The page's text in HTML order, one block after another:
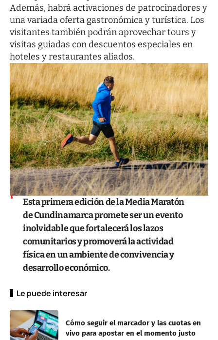
Además, habrá activaciones de patrocinadores y
una variada oferta gastronómica y turística. Los
visitantes también podrán aprovechar tours y
visitas guiadas con descuentos especiales en
hoteles y restaurantes aliados.
Esta primera edición de la Media Maratón
de Cundinamarca promete ser un evento
inolvidable que fortalecerá los lazos
comunitarios y promoverá la actividad
física en un ambiente de convivencia y
desarrollo económico.
Le puede interesar
Cómo seguir el marcador y las cuotas en
vivo para apostar en el momento justo